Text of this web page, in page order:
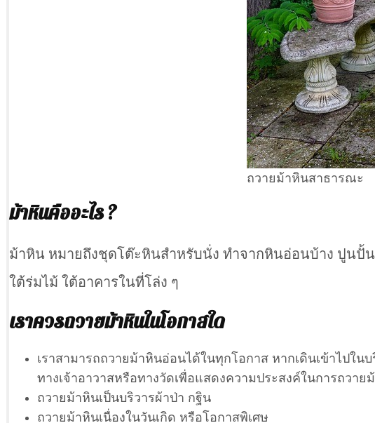
ถวายม้าหินสาธารณะ
ม้าหินคืออะไร ?
ม้าหิน หมายถึงชุดโต๊ะหินสำหรับนั่ง ทำจากหินอ่อนบ้าง ปูนปั้
ใต้ร่มไม้ ใต้อาคารในที่โล่ง ๆ
เราควรถวายม้าหินในโอกาสใด
เราสามารถถวายม้าหินอ่อนได้ในทุกโอกาส หากเดินเข้าไปใ
ทางเจ้าอาวาสหรือทางวัดเพื่อแสดงความประสงค์ในการถวา
ถวายม้าหินเป็นบริวารผ้าป่า กฐิน
ถวายม้าหินเนื่องในวันเกิด หรือโอกาสพิเศษ